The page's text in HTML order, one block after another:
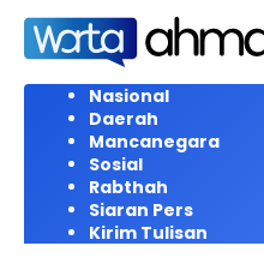
Langsung
konten
Nasional
Daerah
Mancanegara
Sosial
Rabthah
Siaran Pers
Kirim Tulisan